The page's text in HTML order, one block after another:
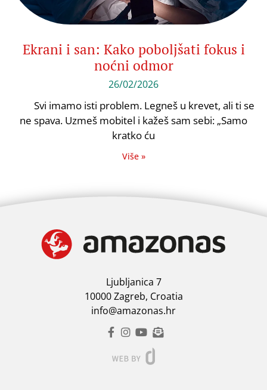
Ekrani i san: Kako poboljšati fokus i
noćni odmor
26/02/2026
Svi imamo isti problem. Legneš u krevet, ali ti se
ne spava. Uzmeš mobitel i kažeš sam sebi: „Samo
kratko ću
Više »
Ljubljanica 7
10000 Zagreb, Croatia
info@amazonas.hr